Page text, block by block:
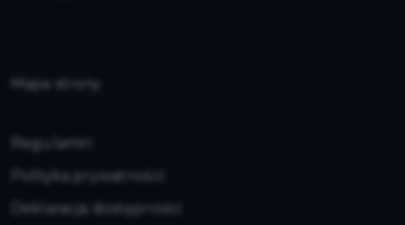
Mapa strony
Regulamin
Polityka prywatności
Deklaracja dostępności